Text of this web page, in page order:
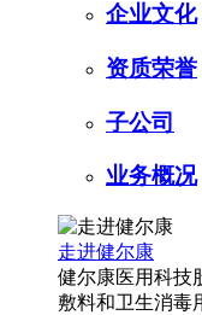
企业文化
资质荣誉
子公司
业务概况
走进健尔康
健尔康医用科技
敷料和卫生消毒